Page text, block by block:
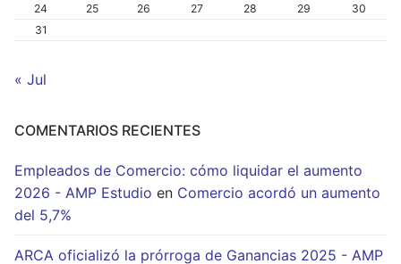
24
25 26 27 28 29
30
31
« Jul
COMENTARIOS RECIENTES
Empleados de Comercio: cómo liquidar el aumento
2026 - AMP Estudio en Comercio acordó un aumento
del 5,7%
ARCA oficializó la prórroga de Ganancias 2025 - AMP